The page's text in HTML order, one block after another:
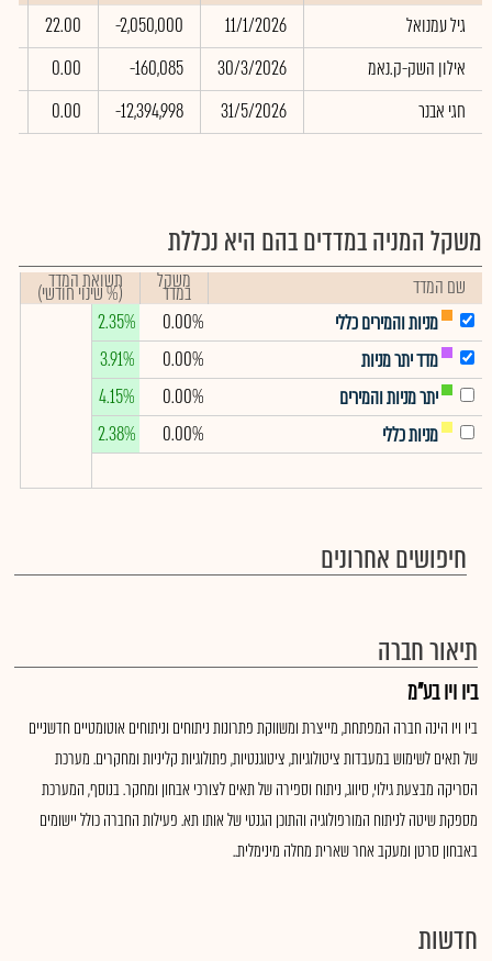
גיל עמנואל 11/1/2026
-2,050,000
22.00
אילון השק-ק.נאמ
30/3/2026
-160,085
0.00
חגי אבנר
31/5/2026
-12,394,998
0.00
משקל המניה במדדים בהם היא נכללת
שם המדד משקל
במדד תשואת המדד
(% שינוי חודשי)
מניות והמירים כללי
0.00%
2.35%
מדד יתר מניות
0.00%
3.91%
יתר מניות והמירים
0.00%
4.15%
מניות כללי
0.00%
2.38%
חיפושים אחרונים
תיאור חברה
ביו ויו בע"מ
ביו ויו הינה חברה המפתחת, מייצרת ומשווקת פתרונות ניתוחים וניתוחים אוטומטיים חדשניים
של תאים לשימוש במעבדות ציטולוגיות, ציטוגנטיות, פתולוגיות קליניות ומחקרים. מערכת
הסריקה מבצעת גילוי, סיווג, ניתוח וספירה של תאים לצורכי אבחון ומחקר. בנוסף, המערכת
מספקת שיטה לניתוח המורפולוגיה והתוכן הגנטי של אותו תא. פעילות החברה כולל יישומים
באבחון סרטן ומעקב אחר שארית מחלה מינימלית..
חדשות